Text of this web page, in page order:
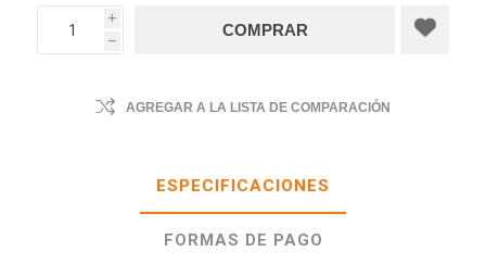
i
h
AGREGAR A LA LISTA DE COMPARACIÓN
ESPECIFICACIONES
FORMAS DE PAGO